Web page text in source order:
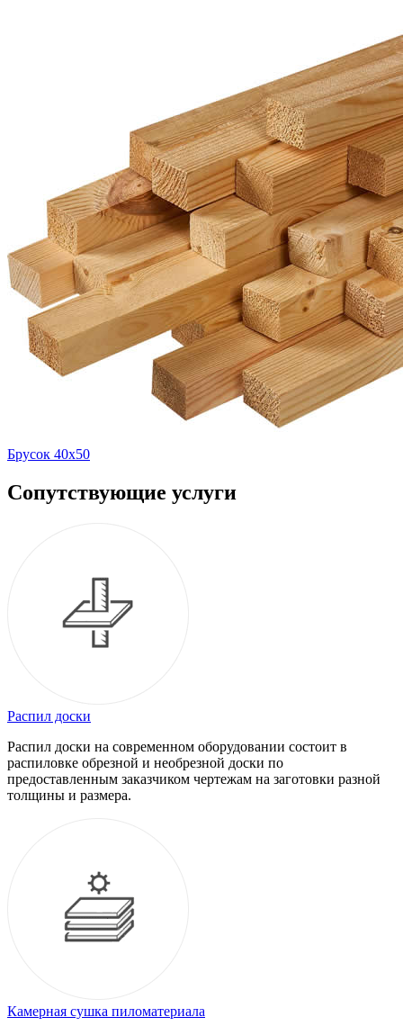
Брусок 40х50
Сопутствующие услуги
Распил доски
Распил доски на современном оборудовании состоит в
распиловке обрезной и необрезной доски по
предоставленным заказчиком чертежам на заготовки разной
толщины и размера.
Камерная сушка пиломатериала